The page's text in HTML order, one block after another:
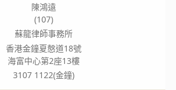
陳鴻遠
(107)
蘇龍律師事務所
香港金鐘夏慤道18號
海富中心第2座13樓
3107 1122(金鐘)